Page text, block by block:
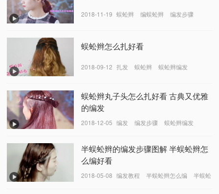
2018-11-19 蜈蚣辫 编蜈蚣辫 编发步骤
蜈蚣辫怎么扎好看
2018-09-12 扎发 蜈蚣辫 蜈蚣辫编发
蜈蚣辫丸子头怎么扎好看 古典又优雅
的编发
2018-12-05 编发 编发步骤 蜈蚣辫编发
半蜈蚣辫的编发步骤图解 半蜈蚣辫怎
么编好看
2018-05-08 编发教程 半蜈蚣辫怎么编
半蜈蚣